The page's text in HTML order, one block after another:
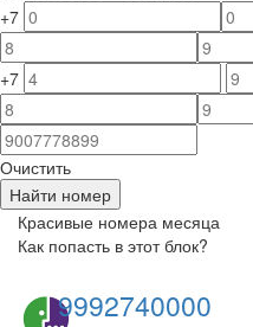
+7
+7
Очистить
Найти номер
Красивые номера месяца
Как попасть в этот блок?
9992740000